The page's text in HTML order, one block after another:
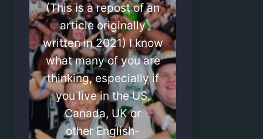
(This is a repost of an
article originally
written in 2021) I know
what many of you are
thinking, especially if
you live in the US,
Canada, UK or
other English-